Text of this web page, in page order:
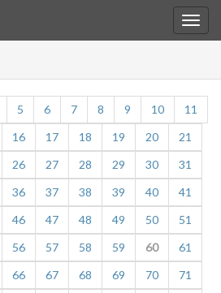
5 6 7 8 9 10
11
16 17 18 19 20
21
26 27 28 29 30
31
36 37 38 39 40
41
46 47 48 49 50
51
56 57 58 59 60
61
66 67 68 69 70
71